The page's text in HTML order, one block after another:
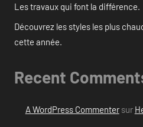
Les travaux qui font la différence.
Découvrez les styles les plus
cette année.
Recent
A WordPress Commentersur